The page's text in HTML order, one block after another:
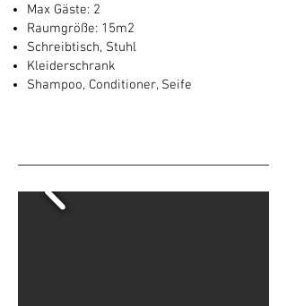
Max Gäste: 2
Raumgröße: 15m2
Schreibtisch, Stuhl
Kleiderschrank
Shampoo, Conditioner, Seife